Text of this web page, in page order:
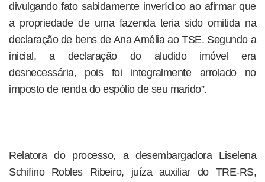
divulgando fato sabidamente inverídico ao afirmar que
a propriedade de uma fazenda teria sido omitida na
declaração de bens de Ana Amélia ao TSE. Segundo a
inicial, a declaração do aludido imóvel era
desnecessária, pois foi integralmente arrolado no
imposto de renda do espólio de seu marido”.
Relatora do processo, a desembargadora Liselena
Schifino Robles Ribeiro, juíza auxiliar do TRE-RS,